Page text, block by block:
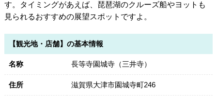
す。タイミングがあえば、琵琶湖のクルーズ船やヨットも
見られるおすすめの展望スポットですよ。
【観光地・店舗】の基本情報
名称 長等寺園城寺（三井寺）
住所 滋賀県大津市園城寺町246